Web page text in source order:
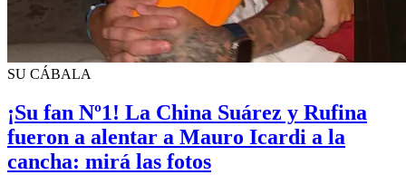
SU CÁBALA
¡Su fan Nº1! La China Suárez y Rufina
fueron a alentar a Mauro Icardi a la
cancha: mirá las fotos